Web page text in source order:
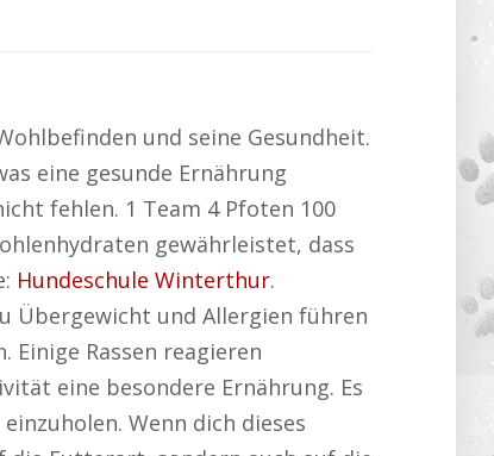
und seine Gesundheit.
eine gesunde Ernährung
fehlen. 1 Team 4 Pfoten 100
gewährleistet, dass
Hundeschule Winterthur.
Übergewicht und Allergien führen
Rassen reagieren
eine besondere Ernährung. Es
Wenn dich dieses